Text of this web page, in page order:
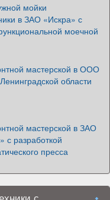
мойки
в ЗАО «Искра» с
моечной
мастерской в ООО
области
мастерской в ЗАО
с разработкой
пресса